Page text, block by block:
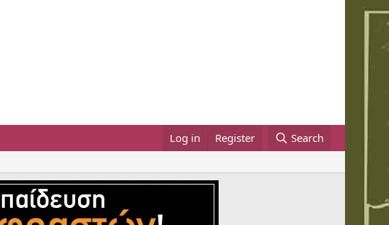
Log in Register Search